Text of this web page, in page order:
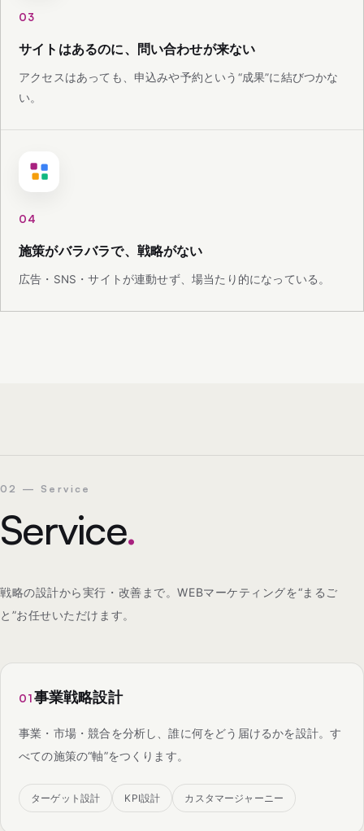
03
サイトはあるのに、問い合わせが来ない
アクセスはあっても、申込みや予約という“成果”に結びつかな
い。
04
施策がバラバラで、戦略がない
広告・SNS・サイトが連動せず、場当たり的になっている。
02 — Service
Service.
戦略の設計から実行・改善まで。WEBマーケティングを“まるご
と”お任せいただけます。
01事業戦略設計
事業・市場・競合を分析し、誰に何をどう届けるかを設計。す
べての施策の“軸”をつくります。
ターゲット設計 KPI設計 カスタマージャーニー